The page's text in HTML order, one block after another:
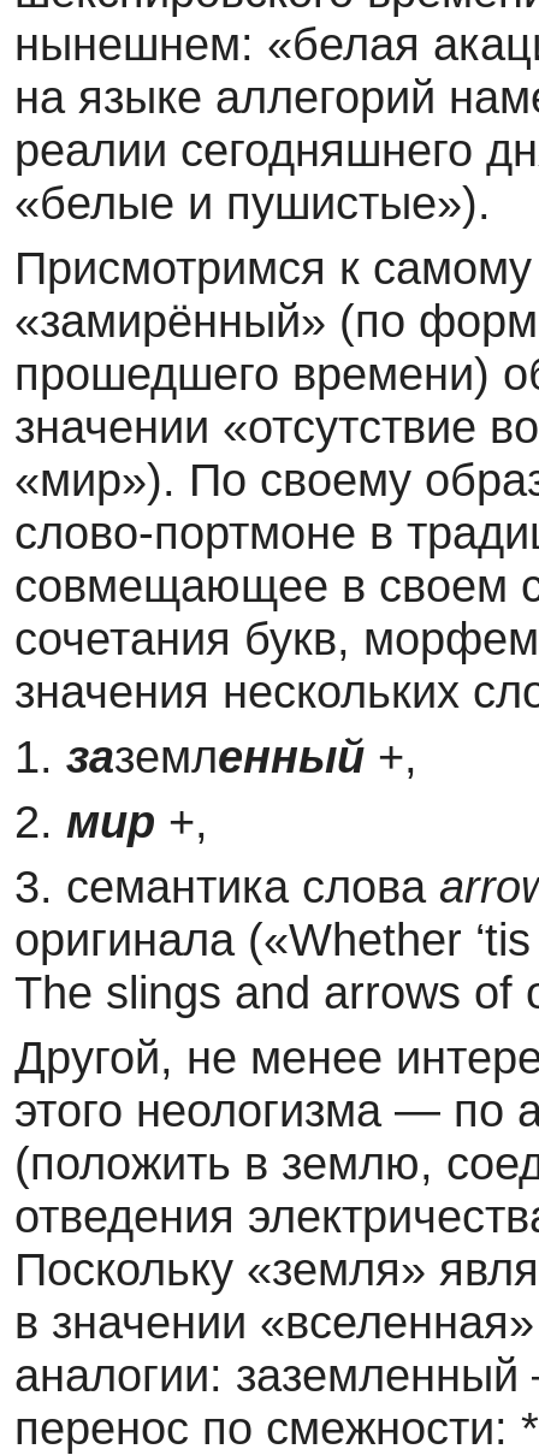
нынешнем: «белая
на языке аллегорий
реалии сегодняшнего
«белые и пушистые»).
Присмотримся к
«замирённый» (по
прошедшего времени)
значении «отсутствие
«мир»). По своему
слово-портмоне в
совмещающее в своем
сочетания букв,
значения нескольких
1. заземленный +,
2. мир +,
3. семантика слова
оригинала («Whether
The slings and arrows of
Другой, не менее
этого неологизма — по
(положить в землю,
отведения
Поскольку «земля»
в значении
аналогии:
перенос по